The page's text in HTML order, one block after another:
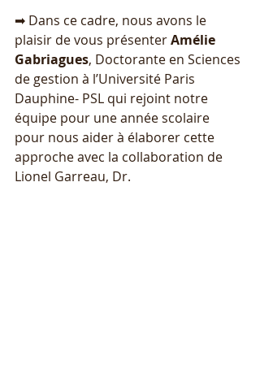
➡ Dans ce cadre, nous avons le
plaisir de vous présenter Amélie
Gabriagues, Doctorante en Sciences
de gestion à l’Université Paris
Dauphine- PSL qui rejoint notre
équipe pour une année scolaire
pour nous aider à élaborer cette
approche avec la collaboration de
Lionel Garreau, Dr.